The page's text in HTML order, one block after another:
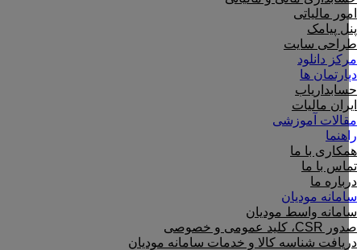
امور مالیاتی
پنل پیامک
طراحی سایت
مرکز دانلود
دپارتمان ها
حسابداریاب
ایران مالیات
مقالات آموزشی
راهنما
همکاری با ما
تماس با ما
درباره ما
سامانه مودیان
سامانه واسط مودیان
صدور CSR، کلید عمومی و خصوصی
دریافت شناسه کالا و خدمات سامانه مودیان